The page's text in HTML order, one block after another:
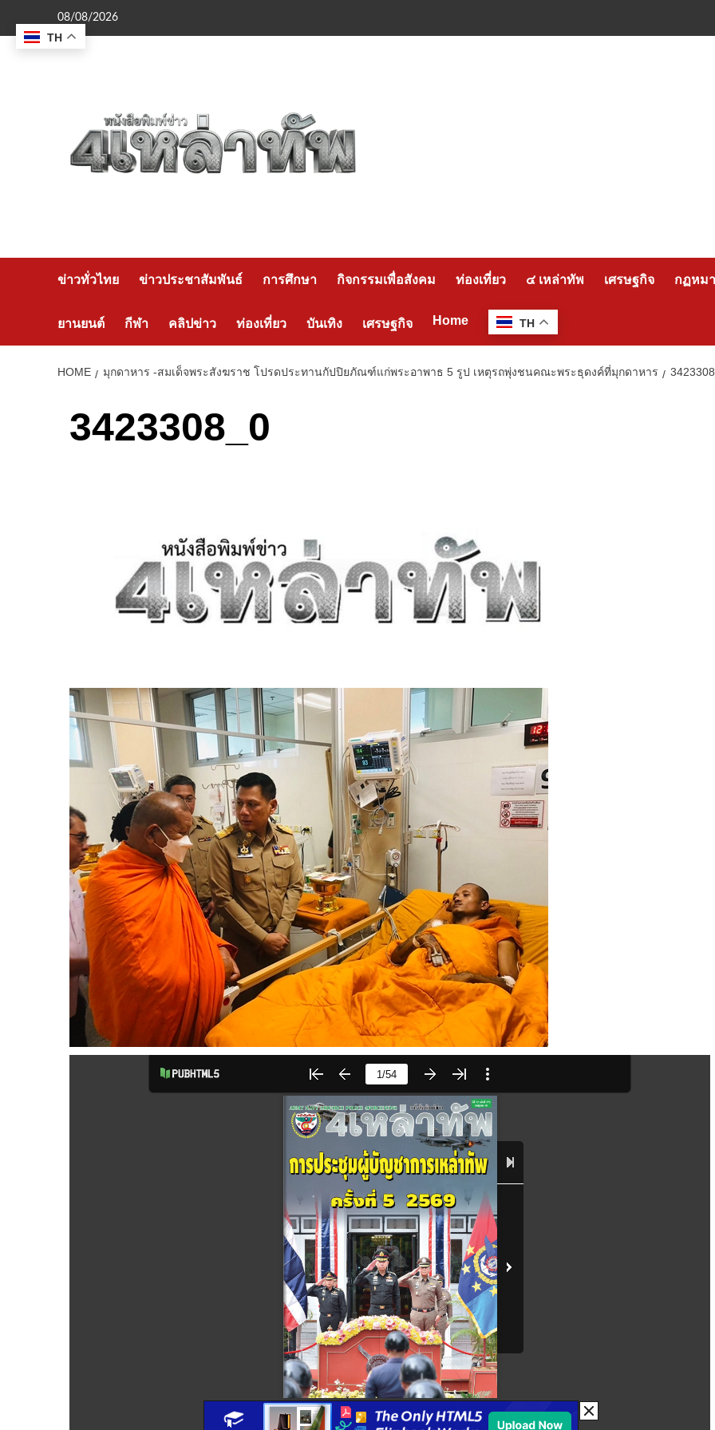
content
08/08/2026
ข่าวทั่วไทย ข่าวประชาสัมพันธ์ การศึกษา กิจกรรมเพื่อสังคม ท่องเที่ยว ๔ เหล่าทัพ เศรษฐกิจ กฏหม
ยานยนต์ กีฬา คลิปข่าว ท่องเที่ยว บันเทิง เศรษฐกิจ Home TH
HOME มุกดาหาร -สมเด็จพระสังฆราช โปรดประทานกัปปิยภัณฑ์แก่พระอาพาธ 5 รูป เหตุรถพุ่งชนคณะพระธุดงค์ที่มุกดาหาร
3423308_0
TH